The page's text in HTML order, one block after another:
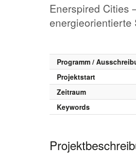
Enerspired Cities
energieorientierte
Programm /
Projektstart
Zeitraum
Keywords